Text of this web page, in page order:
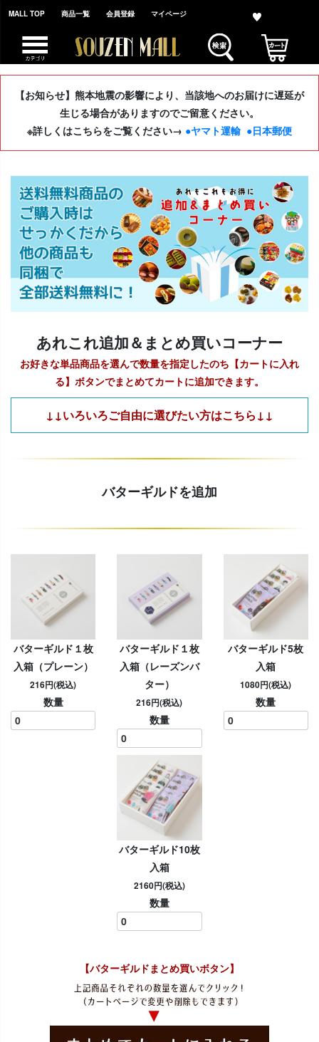
MALL TOP 商品一覧 会員登録 マイページ
【お知らせ】熊本地震の影響により、当該地へのお届けに遅延が
生じる場合がありますのでご留意ください。
※詳しくはこちらをご覧ください→ ●ヤマト運輸 ●日本郵便
あれこれ追加＆まとめ買いコーナー
お好きな単品商品を選んで数量を指定したのち【カートに入れ
る】ボタンでまとめてカートに追加できます。
↓↓いろいろご自由に選びたい方はこちら↓↓
バターギルドを追加
バターギルド１枚
入箱（プレーン）
216円(税込)
数量
バターギルド１枚
入箱（レーズンバ
ター）
216円(税込)
数量
バターギルド5枚
入箱
1080円(税込)
数量
バターギルド10枚
入箱
2160円(税込)
数量
【バターギルドまとめ買いボタン】